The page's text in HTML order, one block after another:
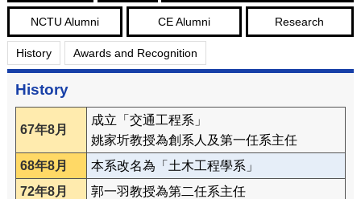
NCTU Alumni CE Alumni Research
History Awards and Recognition
History
67年8月
成立「交通工程系」
姚家圻教授為創系人及第一任系主任
68年8月
本系改名為「土木工程學系」
72年8月
郭一羽教授為第二任系主任